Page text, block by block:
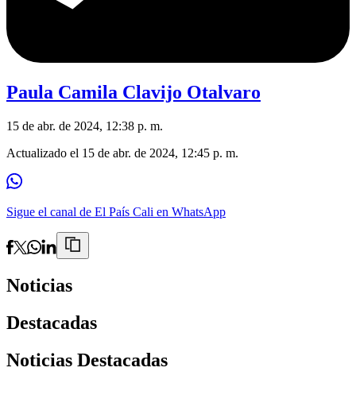
Paula Camila Clavijo Otalvaro
15 de abr. de 2024, 12:38 p. m.
Actualizado el 15 de abr. de 2024, 12:45 p. m.
Sigue el canal de El País Cali en WhatsApp
Noticias
Destacadas
Noticias Destacadas